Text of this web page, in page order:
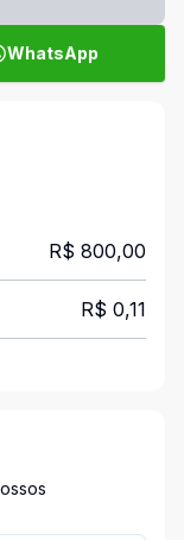
WhatsApp
R$ 800,00
R$ 0,11